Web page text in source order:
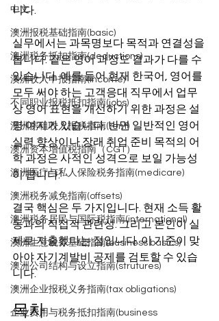
中文
澳洲报税基础指南(basic)
澳洲税务抵扣指南(deductions)
澳洲收入申报指南(income)
不同职业报税抵扣指南(jobs)
澳洲房租收入报税指南(rent)
澳洲资本增值税指南（CGT）
澳洲医疗与私人保险税务指南(medicare)
澳洲税务减免指南(offsets)
澳洲税务居民与国际税指南(international)
澳洲生意税务基础指南(business basics)
澳洲公司结构与设立指南(strutures)
澳洲企业报税义务指南(tax obligations)
企业费用与税务抵扣指南(business
니다.
실무에서는 과목명보다 목적과 연결성을
봅니다. 같은 영어 과정도 결과가 다를 수
있습니다. 예를 들어 현재 한국어, 영어를
모두 써야 하는 고객응대 직무에서 업무
상 영어 표현을 개선하기 위한 과정은 설
명 여지가 있습니다. 반면 일반적인 영어
실력 향상이나 장래 취업 준비 목적의 어
학 과정은 사적인 성격으로 보일 가능성
이 큽니다.
결국 핵심은 두 가지입니다. 현재 소득 활
동과의 직접적 관련성. 그리고 본인이 실
제로 지출했다는 점입니다. 이 기준이 맞
아야 자기계발비 공제를 검토할 수 있습
니다.
목차